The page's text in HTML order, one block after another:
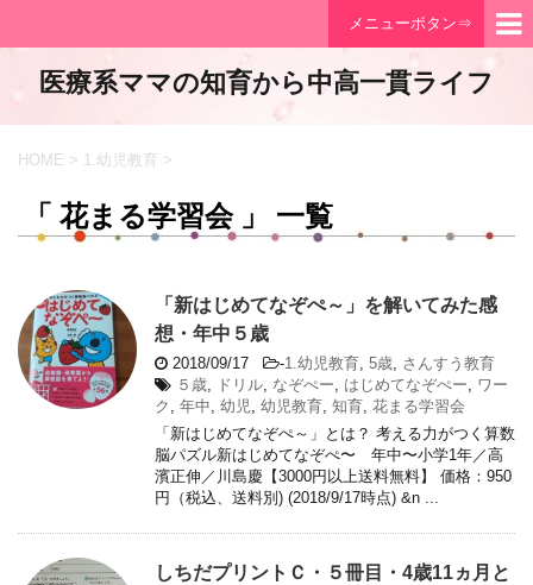
メニューボタン⇒
医療系ママの知育から中高一貫ライフ
HOME > 1.幼児教育 >
「 花まる学習会 」 一覧
「新はじめてなぞぺ～」を解いてみた感
想・年中５歳
2018/09/17 -1.幼児教育, 5歳, さんすう教育
５歳, ドリル, なぞぺー, はじめてなぞぺー, ワー
ク , 年中, 幼児, 幼児教育, 知育, 花まる学習会
「新はじめてなぞぺ～」とは？ 考える力がつく算数
脳パズル新はじめてなぞぺ〜 年中〜小学1年／高
濱正伸／川島慶【3000円以上送料無料】 価格：950
円（税込、送料別) (2018/9/17時点) &n ...
しちだプリントＣ・５冊目・4歳11ヵ月と